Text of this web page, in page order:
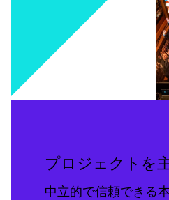
プロジェクトを
中立的で信頼できる